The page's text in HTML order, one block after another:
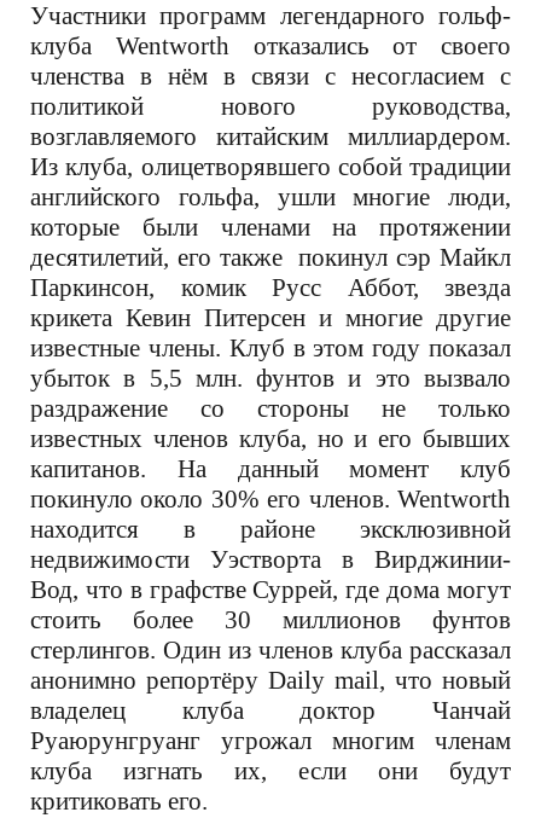
Участники программ легендарного гольф-
клуба Wentworth отказались от своего
членства в нём в связи с несогласием с
политикой нового руководства,
возглавляемого китайским миллиардером.
Из клуба, олицетворявшего собой традиции
английского гольфа, ушли многие люди,
которые были членами на протяжении
десятилетий, его также покинул сэр Майкл
Паркинсон, комик Русс Аббот, звезда
крикета Кевин Питерсен и многие другие
известные члены. Клуб в этом году показал
убыток в 5,5 млн. фунтов и это вызвало
раздражение со стороны не только
известных членов клуба, но и его бывших
капитанов. На данный момент клуб
покинуло около 30%его членов. Wentworth
находится в районе эксклюзивной
недвижимости Уэстворта в Вирджинии-
Вод, что в графстве Суррей, где дома могут
стоить более 30 миллионов фунтов
стерлингов. Один из членов клуба рассказал
анонимно репортёру Daily mail, что новый
владелец клуба доктор Чанчай
Руаюрунгруанг угрожал многим членам
клуба изгнать их, если они будут
критиковать его.